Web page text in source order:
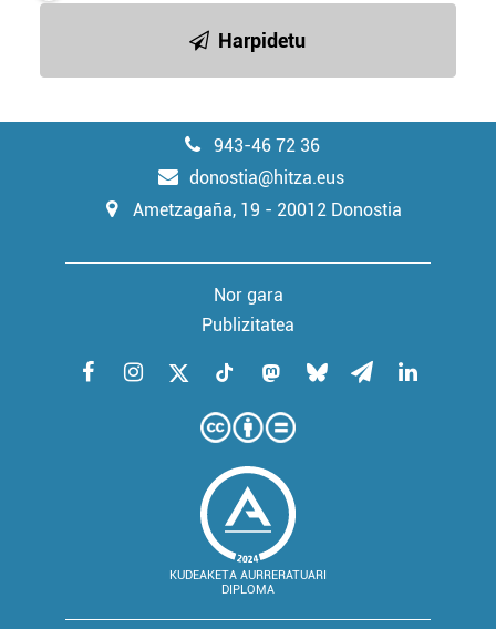
Harpidetu
943-46 72 36
donostia@hitza.eus
Ametzagaña, 19 - 20012 Donostia
Nor gara
Publizitatea
KUDEAKETA AURRERATUARI
DIPLOMA